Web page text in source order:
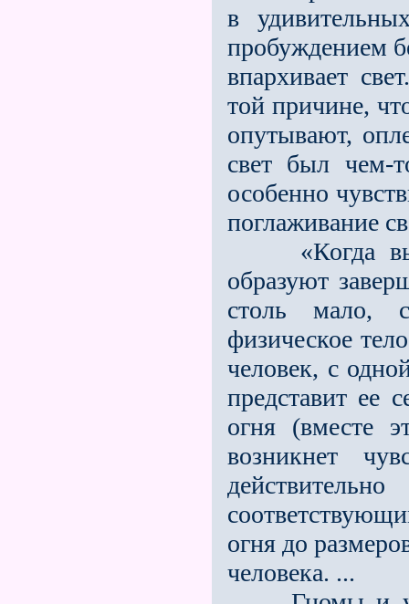
в
пробуждением
впархивает
той причине,
опутывают,
свет был чем-
особенно
поглаживание
«Когда вы
образуют
столь мало,
физическое
человек, с
представит ее
огня (вместе
возникнет
огня до
человека. ...